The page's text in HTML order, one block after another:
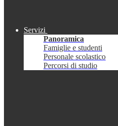
Servizi
Panoramica
Famiglie e studenti
Personale scolastico
Percorsi di studio